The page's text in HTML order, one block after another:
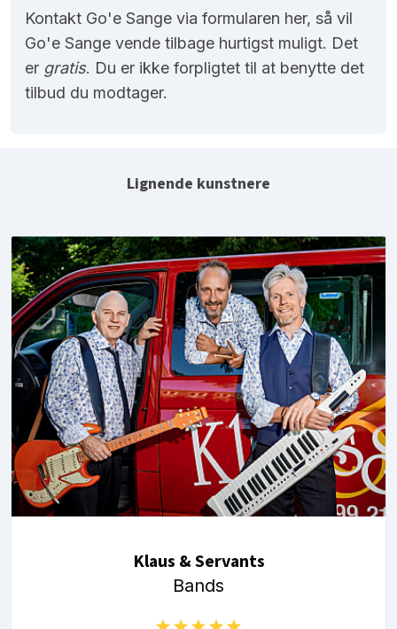
Kontakt Go'e Sange via formularen her, så vil
Go'e Sange vende tilbage hurtigst muligt. Det
er gratis. Du er ikke forpligtet til at benytte det
tilbud du modtager.
Lignende kunstnere
Klaus & Servants
Bands